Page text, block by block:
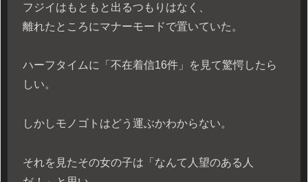
フジイはもともと出るつもりはなく、
離れたところにマナーモードで置いていた。
ハーフタイムに「不在着信16件」を見て驚愕したら
しい。
しかしモノゴトはどう運ぶかわからない。
それを見たその女の子は「なんて人望のある人